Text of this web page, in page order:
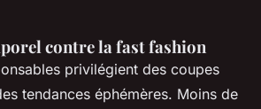
contre la fast fashion
privilégient des coupes
tendances éphémères. Moins de